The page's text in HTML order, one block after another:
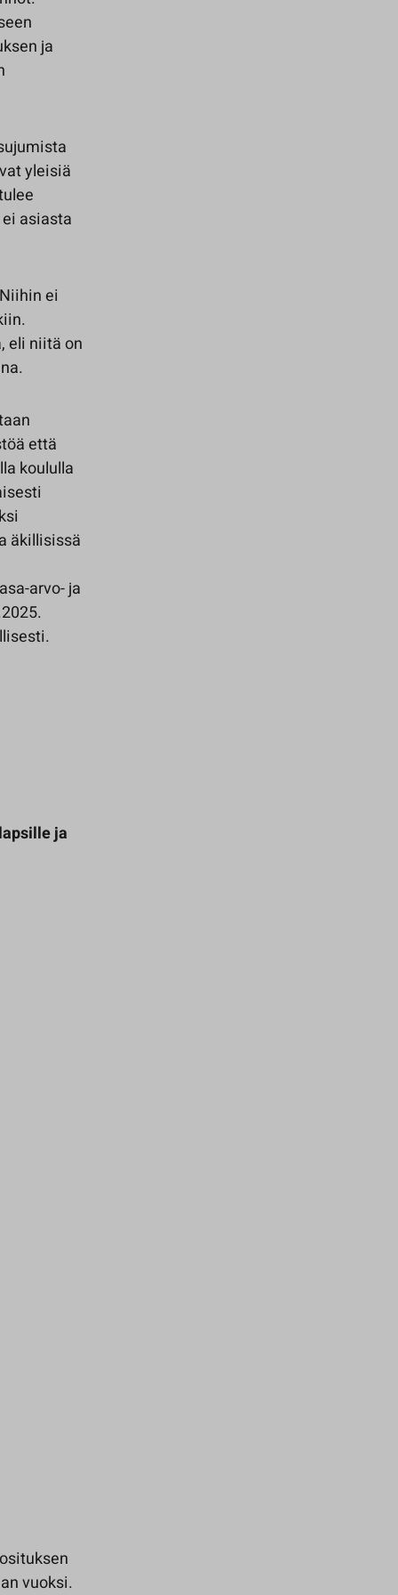
ja
yleisiä
asiasta
ei
eli niitä on
että
koululla
äkillisissä
arvo- ja
ja
vuoksi.